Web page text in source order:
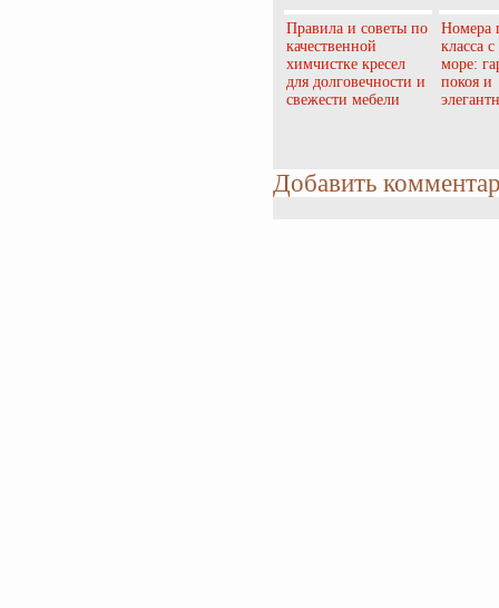
Правила и советы по
качественной
химчистке кресел
для долговечности и
свежести мебели
Номера
класса
море:
покоя и
Добавить